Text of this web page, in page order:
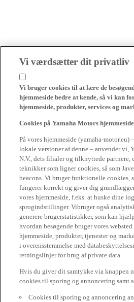
Vi værdsætter dit privatliv
Vi bruger cookies til at lære de
hjemmeside bedre at kende, så vi kan
hjemmeside, produkter, services og
Cookies på Yamaha Motors hjemmeside
På vores hjemmeside (yamaha-motor.eu)
lokale versioner af denne – anvender vi,
N.V., dets filialer og tilknyttede partnere,
teknikker som ligner cookies, så som
beacons. Vi bruger funktionelle cookies,
fungerer korrekt og giver dig
vores hjemmeside, f.eks. at huske dine
sprogindstillinger. Vibruger også
generere brugerstatistikker, som kan
hvordan besøgende bruger vores
hjemmeside, produkter, tjenester og
i overensstemmelse med
retningslinjer for brug af private data.
Hvis du giver dit samtykke via knappen
cookies til sporing og annoncering samt
Cookies til sporing og annoncering